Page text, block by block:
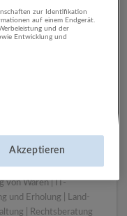
| Einzelhandel |
|
von Waren | IT-
und Erholung | Land-
| Rechtsberatung
zur Identifikation
auf einem Endgerät.
und der
Entwicklung und
Akzeptieren